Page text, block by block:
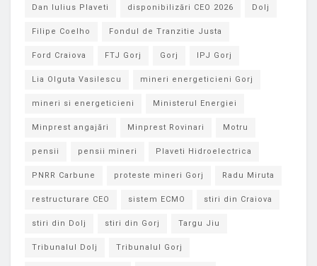
Dan Iulius Plaveti disponibilizări CEO 2026 Dolj
Filipe Coelho Fondul de Tranzitie Justa
Ford Craiova FTJ Gorj Gorj IPJ Gorj
Lia Olguta Vasilescu mineri energeticieni Gorj
mineri si energeticieni Ministerul Energiei
Minprest angajări Minprest Rovinari Motru
pensii pensii mineri Plaveti Hidroelectrica
PNRR Carbune proteste mineri Gorj Radu Miruta
restructurare CEO sistem ECMO stiri din Craiova
stiri din Dolj stiri din Gorj Targu Jiu
Tribunalul Dolj Tribunalul Gorj